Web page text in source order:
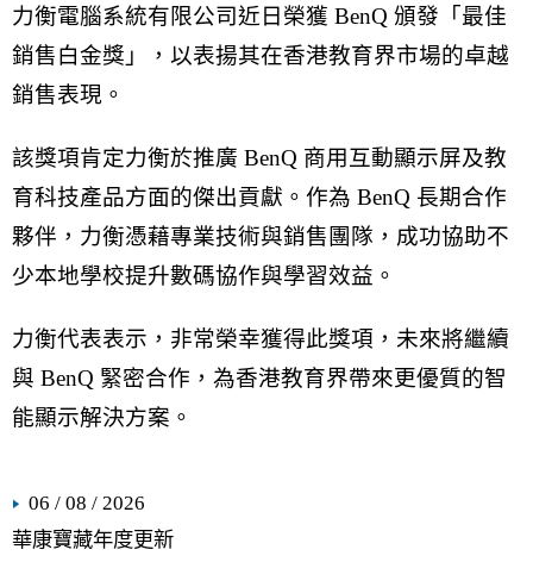
力衡電腦系統有限公司近日榮獲 BenQ 頒發「最佳
銷售白金獎」，以表揚其在香港教育界市場的卓越
銷售表現。
該獎項肯定力衡於推廣 BenQ 商用互動顯示屏及教
育科技產品方面的傑出貢獻。作為 BenQ 長期合作
夥伴，力衡憑藉專業技術與銷售團隊，成功協助不
少本地學校提升數碼協作與學習效益。
力衡代表表示，非常榮幸獲得此獎項，未來將繼續
與 BenQ 緊密合作，為香港教育界帶來更優質的智
能顯示解決方案。
06 / 08 / 2026
華康寶藏年度更新